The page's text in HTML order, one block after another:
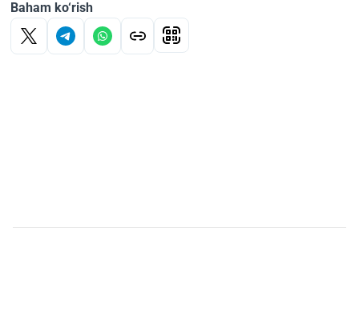
Baham ko‘rish